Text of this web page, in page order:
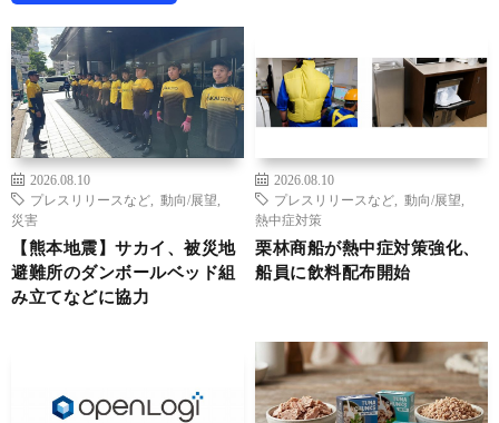
2026.08.10
プレスリリースなど
動向/展望
災害
【熊本地震】サカイ、被災地
避難所のダンボールベッド組
み立てなどに協力
2026.08.10
プレスリリースなど
動向/展望
熱中症対策
栗林商船が熱中症対策強化、
船員に飲料配布開始